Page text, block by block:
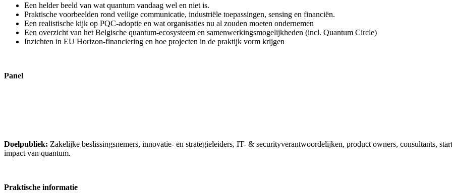
Een helder beeld van wat quantum vandaag wel en niet is.
Praktische voorbeelden rond veilige communicatie, industriële toepassingen, sensing en financiën.
Een realistische kijk op PQC-adoptie en wat organisaties nu al zouden moeten ondernemen
Een overzicht van het Belgische quantum-ecosysteem en samenwerkingsmogelijkheden (incl. Quantum Circle)
Inzichten in EU Horizon-financiering en hoe projecten in de praktijk vorm krijgen
Panel
Doelpubliek: Zakelijke beslissingsnemers, innovatie- en strategieleiders, IT- & securityverantwoordelijken, product owners, consultants,
impact van quantum.
Praktische informatie